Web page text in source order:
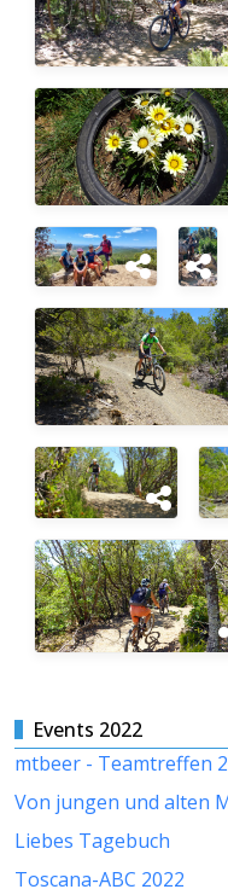
Events 2022
mtbeer - Teamtreffen
Von jungen und alten
Liebes Tagebuch
Toscana-ABC 2022